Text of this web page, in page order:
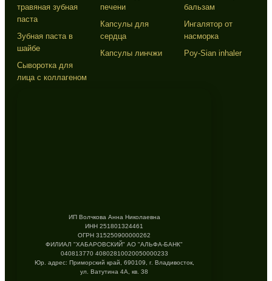
травяная зубная
паста
Зубная паста в
шайбе
Сыворотка для
лица с коллагеном
печени
Капсулы для
сердца
Капсулы линчжи
бальзам
Ингалятор от
насморка
Poy-Sian inhaler
ИП Волчкова Анна Николаевна
ИНН 251801324461
ОГРН 315250900000262
ФИЛИАЛ "ХАБАРОВСКИЙ" АО "АЛЬФА-БАНК"
040813770 40802810020050000233
Юр. адрес: Приморский край, 690109, г. Владивосток,
ул. Ватутина 4А, кв. 38